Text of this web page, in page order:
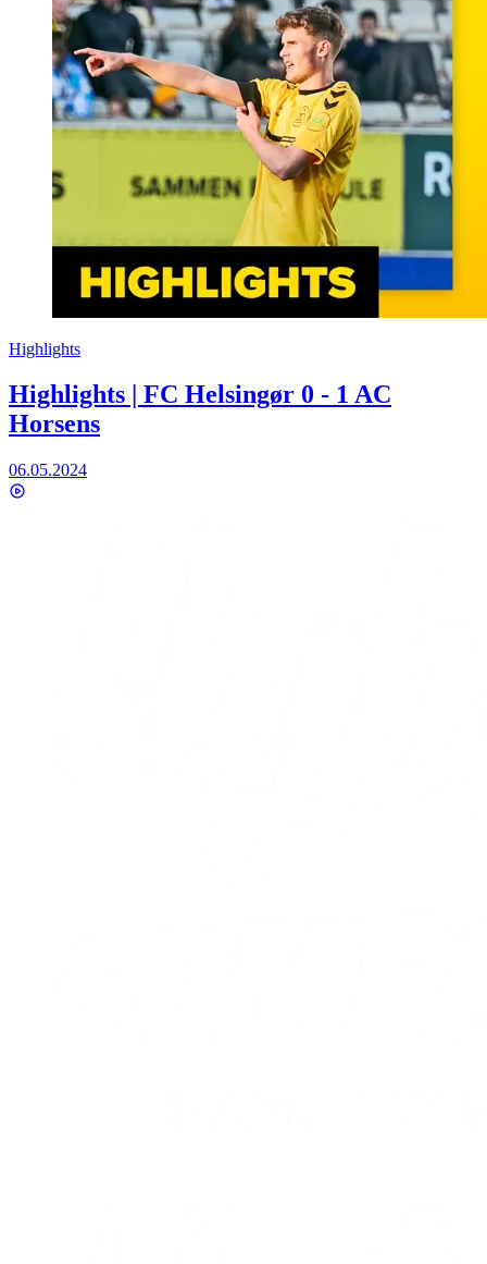
Highlights
Highlights | FC Helsingør 0 - 1 AC
Horsens
06.05.2024